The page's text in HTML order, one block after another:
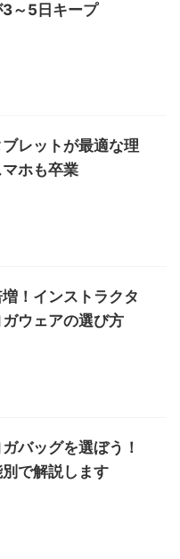
～5日キープ
レットが最適な理
ホも卒業
！インストラクタ
ウェアの選び方
バッグを選ぼう！
で解説します